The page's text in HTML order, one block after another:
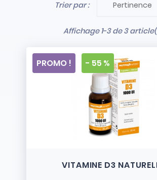
- Stock limité et non
Trier par : Pertinence
Affichage 1-3 de 3
VITAMINE D3
PROMO ! - 55 %